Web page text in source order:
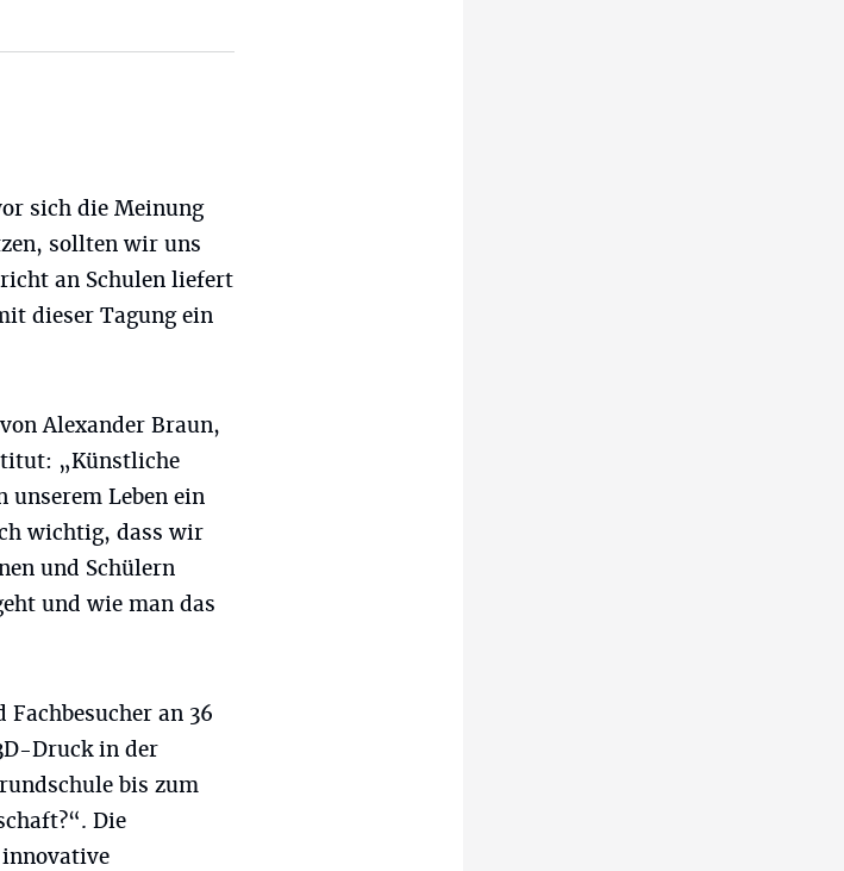
sich die Meinung
sollten wir uns
an Schulen liefert
dieser Tagung ein
Alexander Braun,
„Künstliche
unserem Leben ein
wichtig, dass wir
und Schülern
und wie man das
an 36
Druck in der
bis zum
Die